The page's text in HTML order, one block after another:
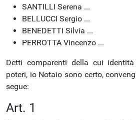
SANTILLI Serena ...
BELLUCCI Sergio ...
BENEDETTI Silvia ...
PERROTTA Vincenzo ...
Detti comparenti della cui
poteri, io Notaio sono certo,
segue:
Art. 1